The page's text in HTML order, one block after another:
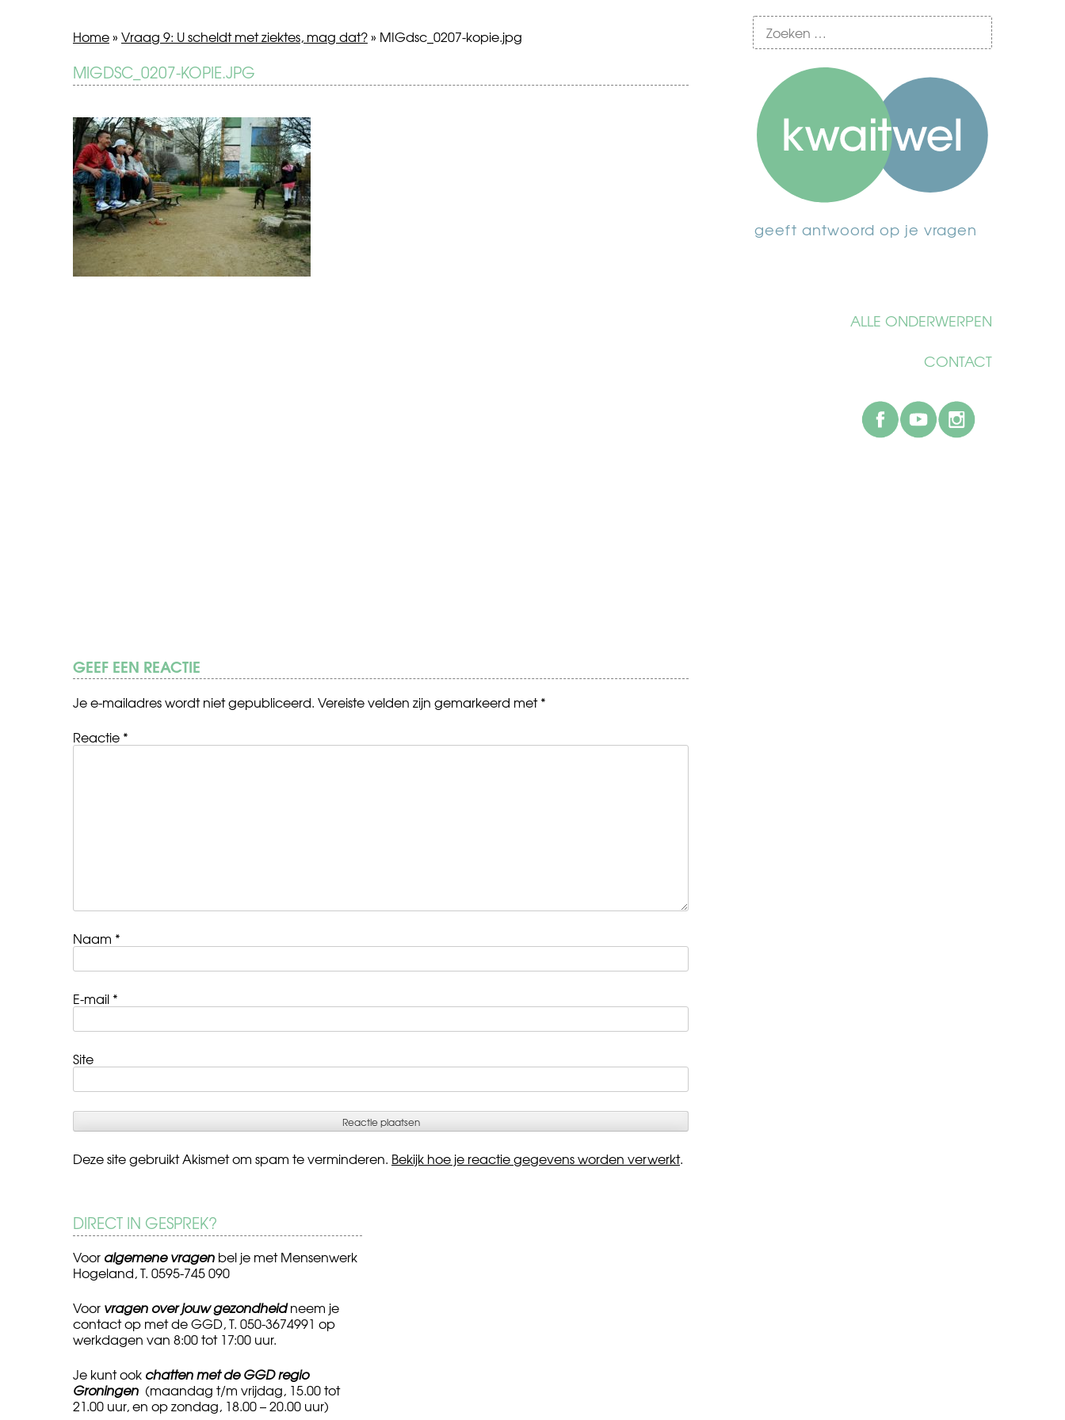
geeft antwoord op je vragen
ALLE ONDERWERPEN
CONTACT
facebook
Home» Vraag 9: U scheldt met ziektes, mag dat?» MIGdsc_0207-kopie.jpg
MIGDSC_0207-KOPIE.JPG
BERICHT
NAVIGATIE
Vraag
9:
scheldt
met
ziektes,
mag
dat?
GEEF EEN REACTIE
Je e-mailadres wordt niet gepubliceerd. Vereiste velden zijn gemarkeerd met*
Reactie *
Naam *
E-mail *
Site
Deze site gebruikt Akismet om spam te verminderen. Bekijk hoe je reactie gegevens worden verwerkt.
DIRECT IN GESPREK?
Voor algemene vragen bel je met Mensenwerk
Hogeland, T. 0595-745 090
Voor vragen over jouw gezondheidneem je
contact op met de GGD, T. 050-3674991 op
werkdagen van 8:00 tot 17:00 uur.
Je kunt ook chatten met de GGD regio
Groningen (maandag t/m vrijdag, 15.00 tot
21.00 uur, en op zondag, 18.00 – 20.00 uur)